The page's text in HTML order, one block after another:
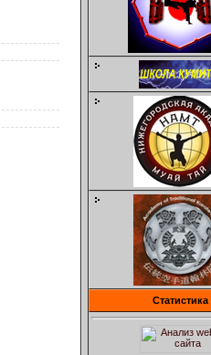
Статистика